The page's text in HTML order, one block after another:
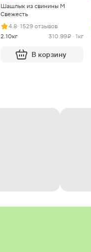
Шашлык из свинины М
Свежесть
4.8· 1529 отзывов
2.10кг
310.99 ₽ · 1кг
В корзину